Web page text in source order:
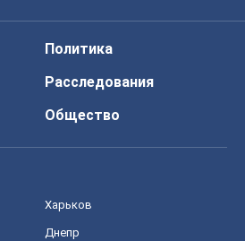
Политика
Расследования
Общество
Харьков
Днепр